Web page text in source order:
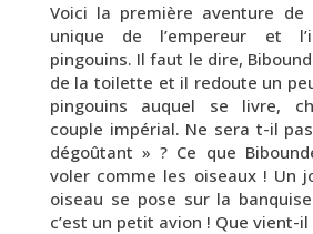
Voici la première aventure de
unique de l’empereur et
pingouins. Il faut le dire,
de la toilette et il redoute un
pingouins auquel se livre,
couple impérial. Ne sera t-il
dégoûtant » ? Ce que
voler comme les oiseaux ! Un
oiseau se pose sur la
c’est un petit avion ! Que vient-